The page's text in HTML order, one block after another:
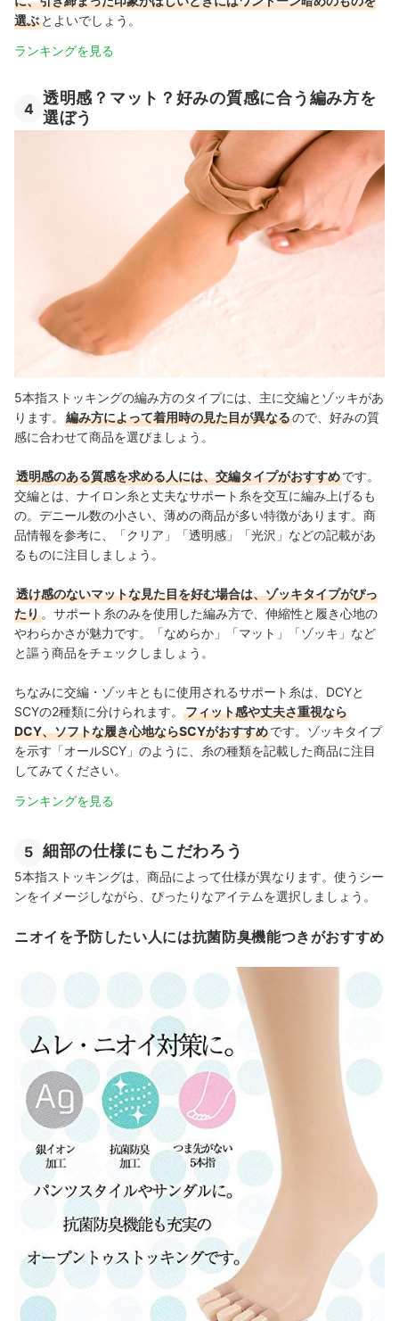
選ぶ とよいでしょう。
ランキングを見る
4
透明感？マット？好みの質感に合う編み方を
選ぼう
5本指ストッキングの編み方のタイプには、主に交編とゾッキがあ
ります。
編み方によって着用時の見た目が異なるので、好みの質
感に合わせて商品を選びましょう。
透明感のある質感を求める人には、交編タイプがおすすめです。
交編とは、ナイロン糸と丈夫なサポート糸を交互に編み上げるも
の。デニール数の小さい、薄めの商品が多い特徴があります。商
品情報を参考に、「クリア」「透明感」「光沢」などの記載があ
るものに注目しましょう。
透け感のないマットな見た目を好む場合は、ゾッキタイプがぴっ
たり 。サポート糸のみを使用した編み方で、伸縮性と履き心地の
やわらかさが魅力です。「なめらか」「マット」「ゾッキ」など
と謳う商品をチェックしましょう。
ちなみに交編・ゾッキともに使用されるサポート糸は、DCYと
SCYの2種類に分けられます。
フィット感や丈夫さ重視なら
DCY、ソフトな履き心地ならSCYがおすすめです。ゾッキタイプ
を示す「オールSCY」のように、糸の種類を記載した商品に注目
してみてください。
ランキングを見る
5 細部の仕様にもこだわろう
5本指ストッキングは、商品によって仕様が異なります。使うシー
ンをイメージしながら、ぴったりなアイテムを選択しましょう。
ニオイを予防したい人には抗菌防臭機能つきがおすすめ